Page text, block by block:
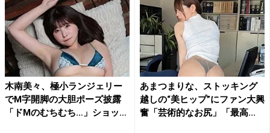
木南美々、極小ランジェリー
でM字開脚の大胆ポーズ披露
「ドMのむちむち…」ショッ
あまつまりな、ストッキング
越しの“美ヒップ”にファン大興
奮「芸術的なお尻」「最高...